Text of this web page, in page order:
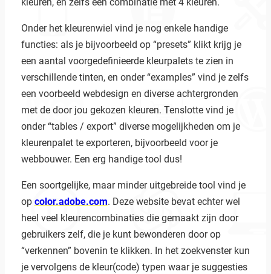
Onder het kleurenwiel vind je nog enkele handige
functies: als je bijvoorbeeld op “presets” klikt krijg je
een aantal voorgedefinieerde kleurpalets te zien in
verschillende tinten, en onder “examples” vind je zelfs
een voorbeeld webdesign en diverse achtergronden
met de door jou gekozen kleuren. Tenslotte vind je
onder “tables / export” diverse mogelijkheden om je
kleurenpalet te exporteren, bijvoorbeeld voor je
webbouwer. Een erg handige tool dus!
Een soortgelijke, maar minder uitgebreide tool vind je
op color.adobe.com. Deze website bevat echter wel
heel veel kleurencombinaties die gemaakt zijn door
gebruikers zelf, die je kunt bewonderen door op
“verkennen” bovenin te klikken. In het zoekvenster kun
je vervolgens de kleur(code) typen waar je suggesties